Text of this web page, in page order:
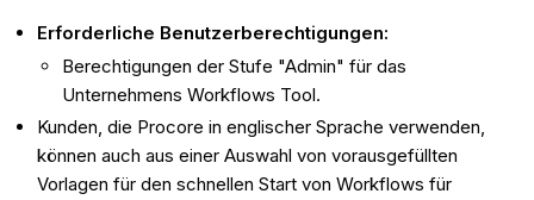
Erforderliche Benutzerberechtigungen:
Berechtigungen der Stufe "Admin" für das
Unternehmens Workflows Tool.
Kunden, die Procore in englischer Sprache verwenden,
können auch aus einer Auswahl von vorausgefüllten
Vorlagen für den schnellen Start von Workflows für